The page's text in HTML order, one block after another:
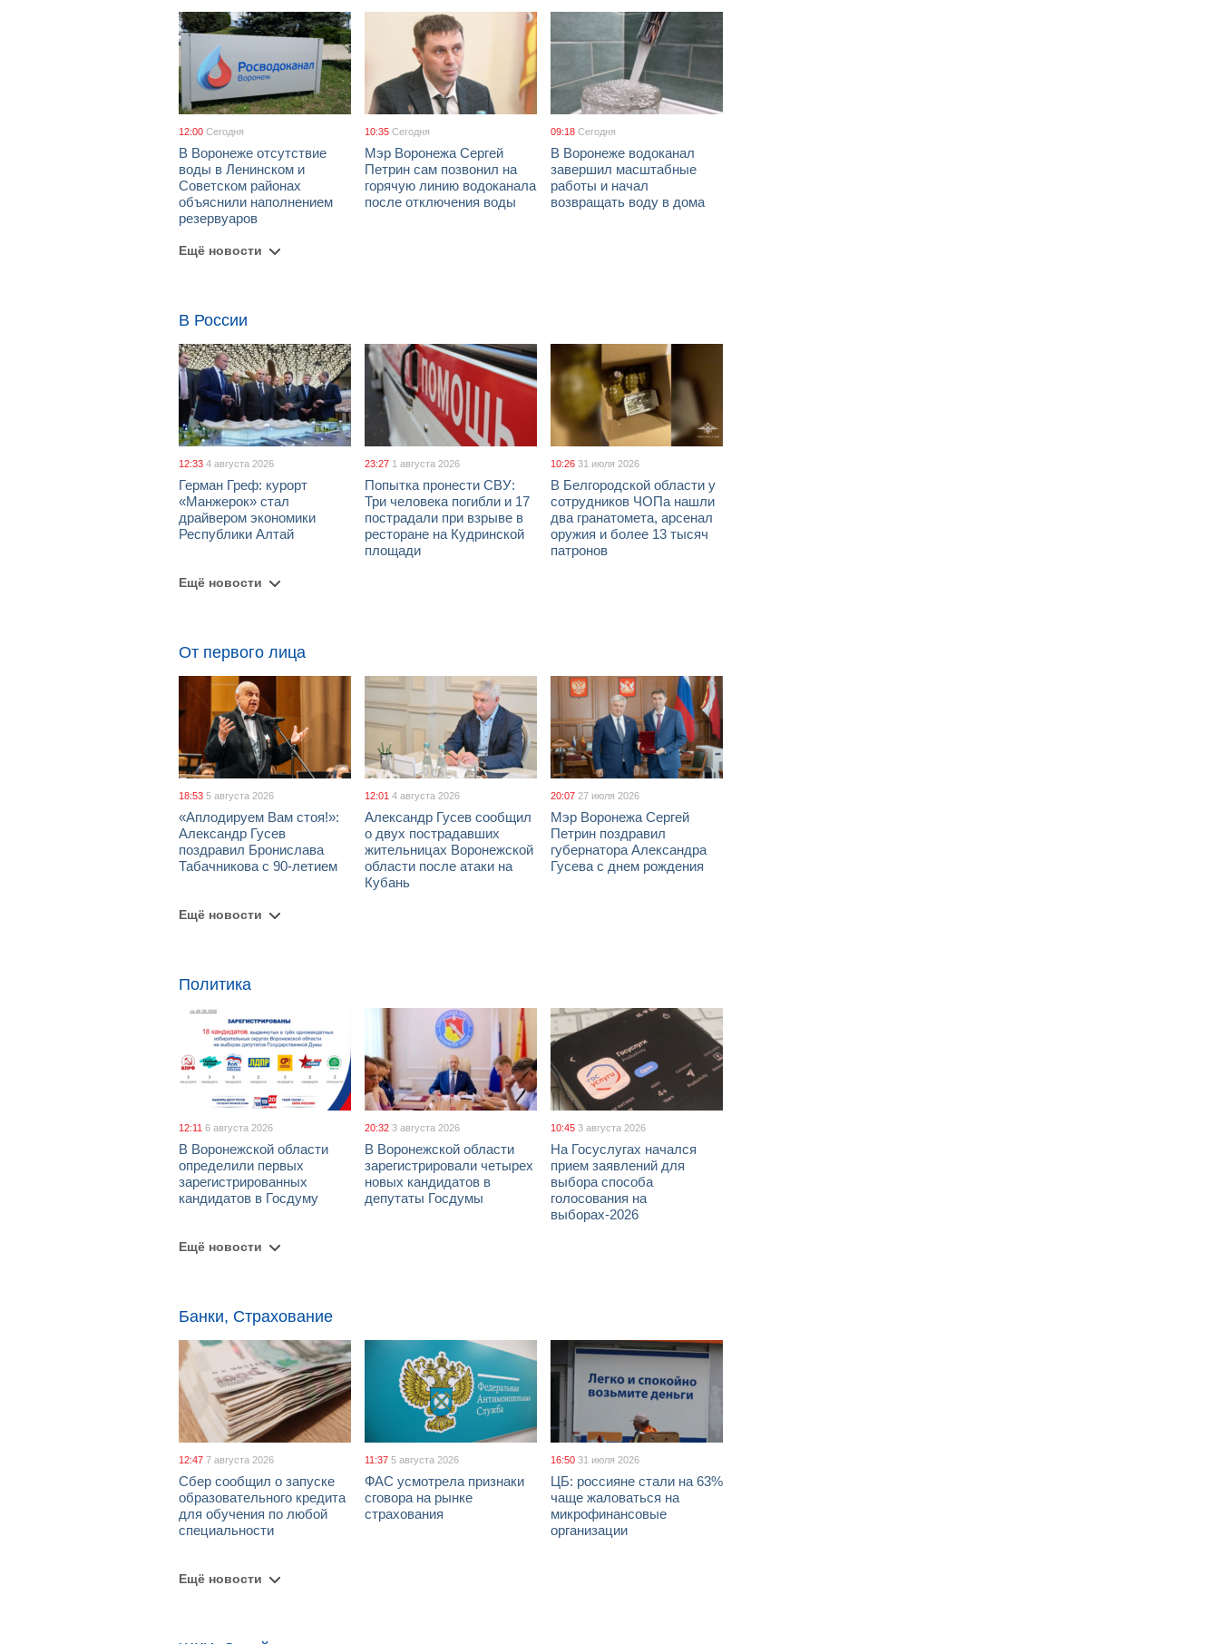
12:00 Сегодня
В Воронеже отсутствие
воды в Ленинском и
Советском районах
объяснили наполнением
резервуаров
10:35 Сегодня
Мэр Воронежа Сергей
Петрин сам позвонил на
горячую линию водоканала
после отключения воды
09:18 Сегодня
В Воронеже водоканал
завершил масштабные
работы и начал
возвращать воду в дома
Ещё новости
В России
12:33 4 августа 2026
Герман Греф: курорт
«Манжерок» стал
драйвером экономики
Республики Алтай
23:27 1 августа 2026
Попытка пронести СВУ:
Три человека погибли и 17
пострадали при взрыве в
ресторане на Кудринской
площади
10:26 31 июля 2026
В Белгородской области у
сотрудников ЧОПа нашли
два гранатомета, арсенал
оружия и более 13 тысяч
патронов
Ещё новости
От первого лица
18:53 5 августа 2026
«Аплодируем Вам стоя!»:
Александр Гусев
поздравил Бронислава
Табачникова с 90-летием
12:01 4 августа 2026
Александр Гусев сообщил
о двух пострадавших
жительницах Воронежской
области после атаки на
Кубань
20:07 27 июля 2026
Мэр Воронежа Сергей
Петрин поздравил
губернатора Александра
Гусева с днем рождения
Ещё новости
Политика
12:11 6 августа 2026
В Воронежской области
определили первых
зарегистрированных
кандидатов в Госдуму
20:32 3 августа 2026
В Воронежской области
зарегистрировали четырех
новых кандидатов в
депутаты Госдумы
10:45 3 августа 2026
На Госуслугах начался
прием заявлений для
выбора способа
голосования на
выборах-2026
Ещё новости
Банки, Страхование
12:47 7 августа 2026
Сбер сообщил о запуске
образовательного кредита
для обучения по любой
специальности
11:37 5 августа 2026
ФАС усмотрела признаки
сговора на рынке
страхования
16:50 31 июля 2026
ЦБ: россияне стали на 63%
чаще жаловаться на
микрофинансовые
организации
Ещё новости